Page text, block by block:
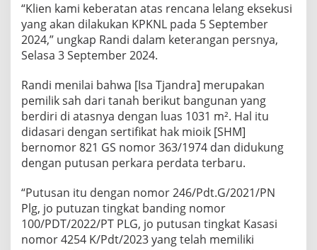
“Klien kami keberatan atas rencana lelang eksekusi
yang akan dilakukan KPKNL pada 5 September
2024,” ungkap Randi dalam keterangan persnya,
Selasa 3 September 2024.
Randi menilai bahwa [Isa Tjandra] merupakan
pemilik sah dari tanah berikut bangunan yang
berdiri di atasnya dengan luas 1031 m². Hal itu
didasari dengan sertifikat hak mioik [SHM]
bernomor 821 GS nomor 363/1974 dan didukung
dengan putusan perkara perdata terbaru.
“Putusan itu dengan nomor 246/Pdt.G/2021/PN
Plg, jo putuzan tingkat banding nomor
100/PDT/2022/PT PLG, jo putusan tingkat Kasasi
nomor 4254 K/Pdt/2023 yang telah memiliki